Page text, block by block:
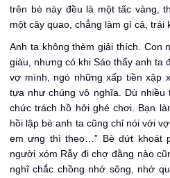
trên bè này đều là một tấc vàng,
một cây quao, chẳng làm gì cả, trái
Anh ta không thèm giải thích. Con
giàu, nhưng có khi Sáo thấy anh ta
vợ mình, ngó những xấp tiền xập
tựa như chúng vô nghĩa. Dù
chức trách hồ hởi ghé chơi. Bạn
hồi lập bè anh ta cũng chỉ nói với
em ưng thì theo…” Bè dứt khoát
người xóm Rẫy đi chợ đằng nào
nghĩ chắc chồng nhớ sông, nhớ